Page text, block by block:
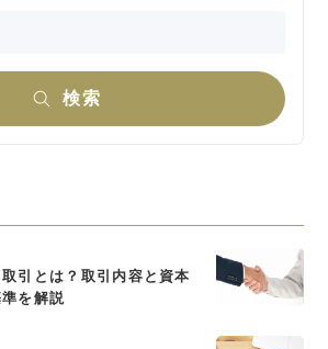
検索
引とは？取引内容と資本
を解説